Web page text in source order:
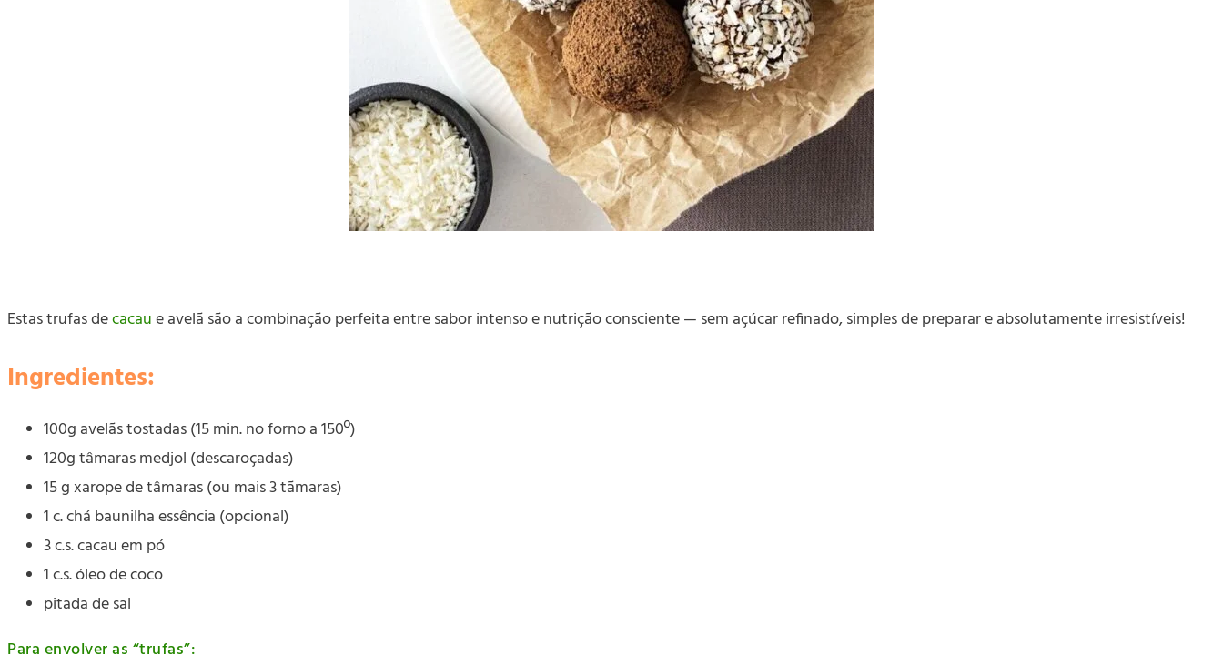
Estas trufas decacaue avelã são a combinação perfeita entre sabor intenso e nutrição consciente — sem açúcar refinado, simples de preparar e absolutamente irresistíveis!
Ingredientes:
100g avelãs tostadas (15 min. no forno a 150º)
120g tâmaras medjol (descaroçadas)
15 g xarope de tâmaras (ou mais 3 tãmaras)
1 c. chá baunilha essência (opcional)
3 c.s. cacau em pó
1 c.s. óleo de coco
pitada de sal